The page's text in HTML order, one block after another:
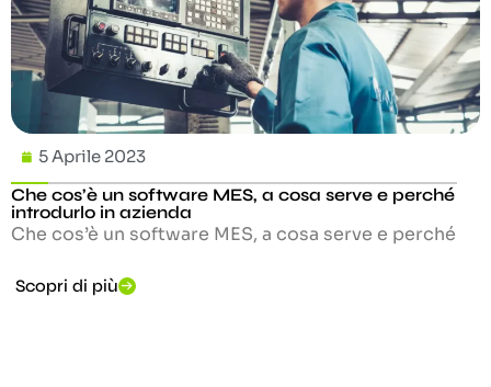
5 Aprile 2023
Che cos’è un software MES, a cosa serve e perché
introdurlo in azienda
Che cos’è un software MES, a cosa serve e perché
Scopri di più